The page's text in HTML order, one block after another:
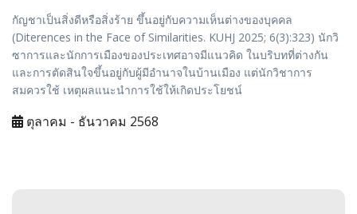
กัญชาเป็นสิ่งดีหรือสิ่งร้าย ขึ้นอยู่กับความเห็นต่างของบุคคล
(Diterences in the Face of Similarities. KUHJ 2025; 6(3):323) นักวิ
ซาการและนักการเมืองของประเทศอาจมีแนวคิด ในบริบทที่ต่างกัน
และการตัดสินใจขึ้นอยู่กับผู้มีอำนาจในบ้านเมือง แต่นักวิชาการ
สมควรใช้ เหตุผลแนะนำการใช้ให้เกิดประโยชน์
ตุลาคม - ธันวาคม 2568